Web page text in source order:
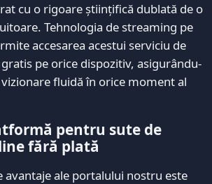
cu o rigoare științifică dublată de o
Tehnologia de streaming pe
accesarea acestui serviciu de
pe orice dispozitiv, asigurându-
fluidă în orice moment al
pentru sute de
fără plată
avantaje ale portalului nostru este